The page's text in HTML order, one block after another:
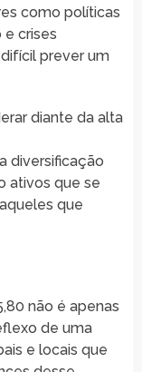
como políticas
crises
prever um
diante da alta
diversificação
ativos que se
que
não é apenas
de uma
e locais que